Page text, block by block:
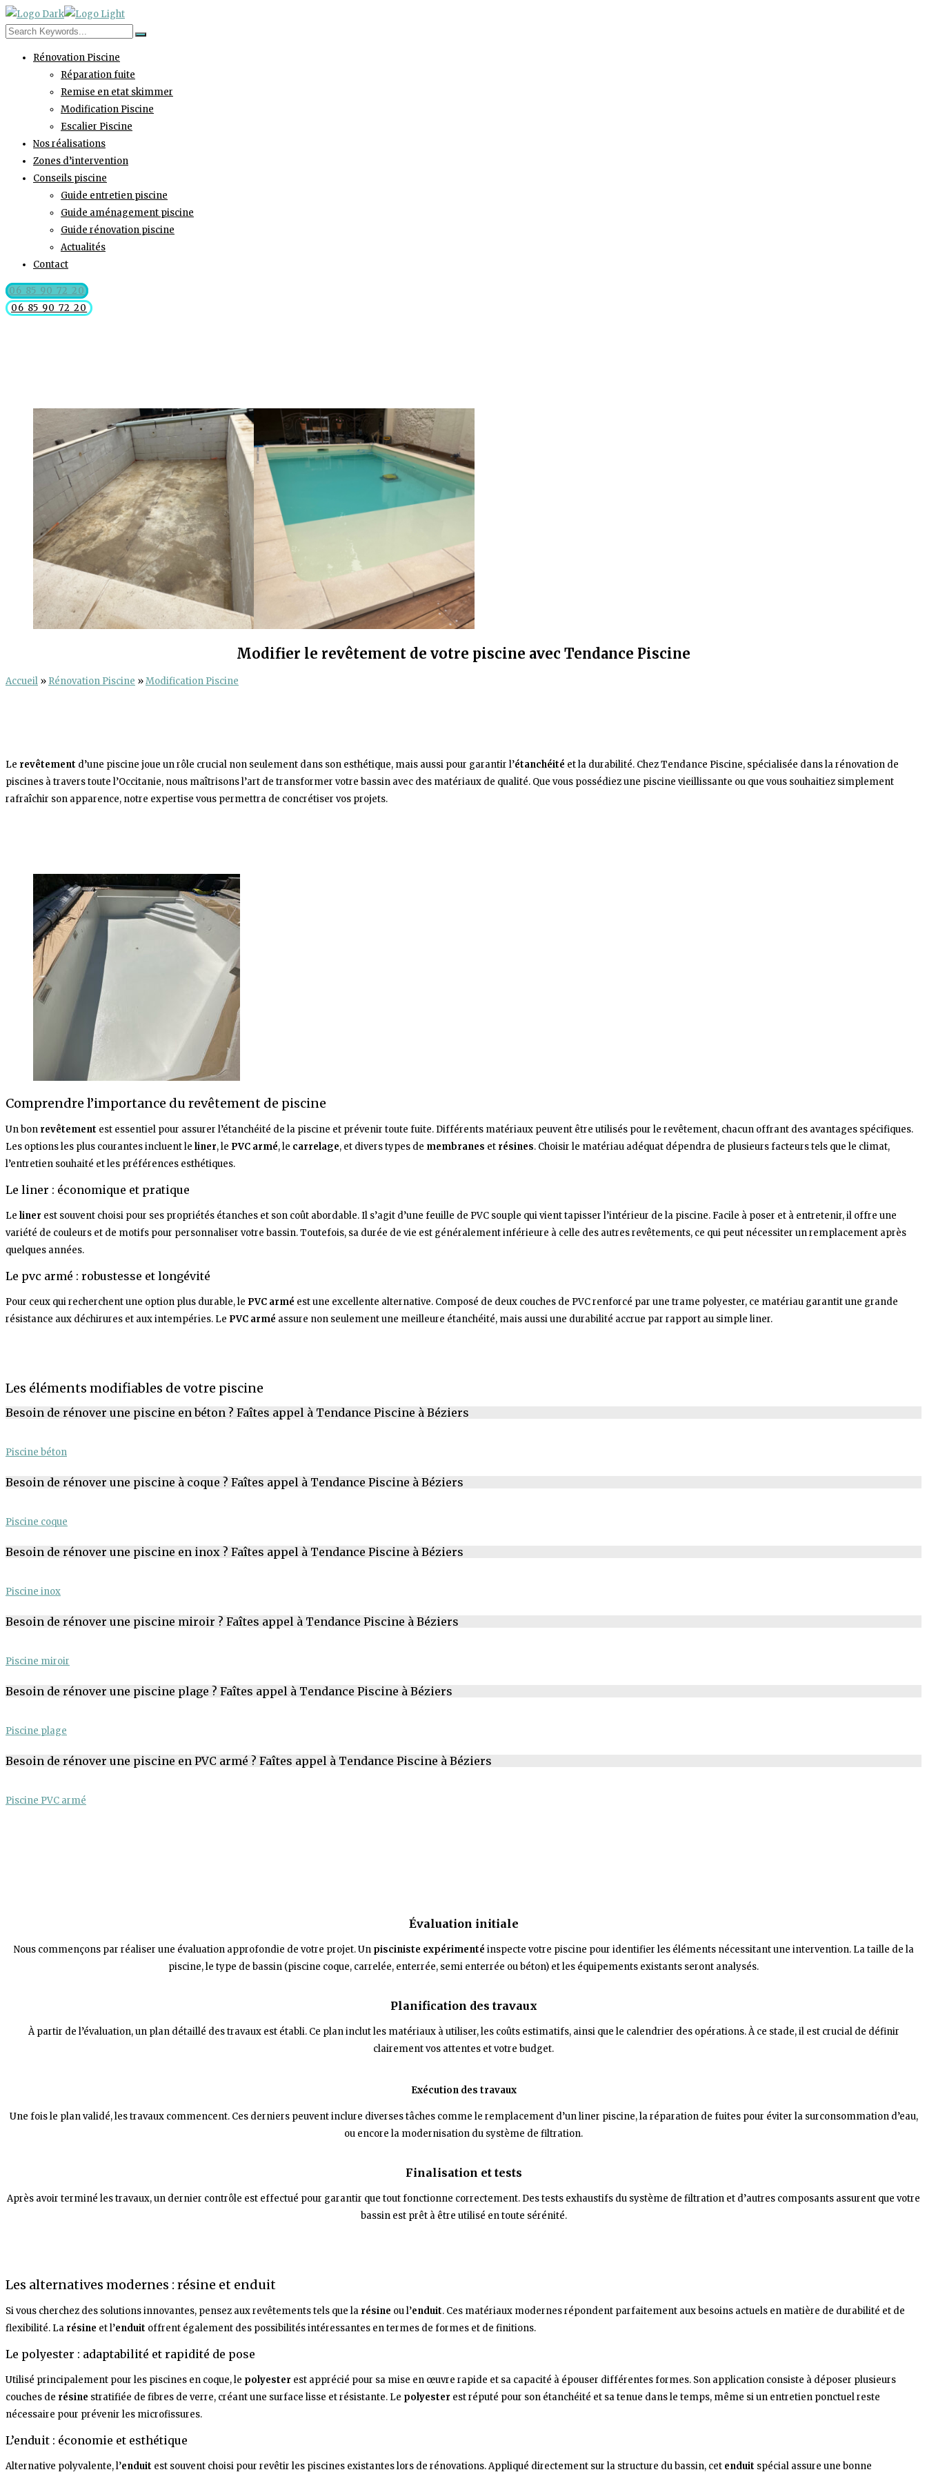
Rénovation Piscine
Réparation fuite
Remise en etat skimmer
Modification Piscine
Escalier Piscine
Nos réalisations
Zones d’intervention
Conseils piscine
Guide entretien piscine
Guide aménagement piscine
Guide rénovation piscine
Actualités
Contact
06 85 90 72 20
06 85 90 72 20
Modifier le revêtement de votre piscine avec Tendance Piscine
Accueil » Rénovation Piscine »Modification Piscine
Le revêtement d’une piscine joue un rôle crucial non seulement dans son esthétique, mais aussi pour garantir l’étanchéité et la durabilité. Chez Tendance Piscine, spécialisée dans la rénovation de
piscines à travers toute l’Occitanie, nous maîtrisons l’art de transformer votre bassin avec des matériaux de qualité. Que vous possédiez une piscine vieillissante ou que vous souhaitiez simplement
rafraîchir son apparence, notre expertise vous permettra de concrétiser vos projets.
Comprendre l’importance du revêtement de piscine
Un bon revêtement est essentiel pour assurer l’étanchéité de la piscine et prévenir toute fuite. Différents matériaux peuvent être utilisés pour le revêtement, chacun offrant des avantages spécifiques.
Les options les plus courantes incluent le liner, le PVC armé, le carrelage, et divers types de membranes et résines. Choisir le matériau adéquat dépendra de plusieurs facteurs tels que le climat,
l’entretien souhaité et les préférences esthétiques.
Le liner : économique et pratique
Le liner est souvent choisi pour ses propriétés étanches et son coût abordable. Il s’agit d’une feuille de PVC souple qui vient tapisser l’intérieur de la piscine. Facile à poser et à entretenir, il offre une
variété de couleurs et de motifs pour personnaliser votre bassin. Toutefois, sa durée de vie est généralement inférieure à celle des autres revêtements, ce qui peut nécessiter un remplacement après
quelques années.
Le pvc armé : robustesse et longévité
Pour ceux qui recherchent une option plus durable, le PVC armé est une excellente alternative. Composé de deux couches de PVC renforcé par une trame polyester, ce matériau garantit une grande
résistance aux déchirures et aux intempéries. Le PVC armé assure non seulement une meilleure étanchéité, mais aussi une durabilité accrue par rapport au simple liner.
Les éléments modifiables de votre piscine
Besoin de rénover une piscine en béton ? Faîtes appel à Tendance Piscine à Béziers
Piscine béton
Besoin de rénover une piscine à coque ? Faîtes appel à Tendance Piscine à Béziers
Piscine coque
Besoin de rénover une piscine en inox ? Faîtes appel à Tendance Piscine à Béziers
Piscine inox
Besoin de rénover une piscine miroir ? Faîtes appel à Tendance Piscine à Béziers
Piscine miroir
Besoin de rénover une piscine plage ? Faîtes appel à Tendance Piscine à Béziers
Piscine plage
Besoin de rénover une piscine en PVC armé ? Faîtes appel à Tendance Piscine à Béziers
Piscine PVC armé
Évaluation initiale
Nous commençons par réaliser une évaluation approfondie de votre projet. Un pisciniste expérimenté inspecte votre piscine pour identifier les éléments nécessitant une intervention. La taille de la
piscine, le type de bassin (piscine coque, carrelée, enterrée, semi enterrée ou béton) et les équipements existants seront analysés.
Planification des travaux
À partir de l’évaluation, un plan détaillé des travaux est établi. Ce plan inclut les matériaux à utiliser, les coûts estimatifs, ainsi que le calendrier des opérations. À ce stade, il est crucial de définir
clairement vos attentes et votre budget.
Exécution des travaux
Une fois le plan validé, les travaux commencent. Ces derniers peuvent inclure diverses tâches comme le remplacement d’un liner piscine, la réparation de fuites pour éviter la surconsommation d’eau,
ou encore la modernisation du système de filtration.
Finalisation et tests
Après avoir terminé les travaux, un dernier contrôle est effectué pour garantir que tout fonctionne correctement. Des tests exhaustifs du système de filtration et d’autres composants assurent que votre
bassin est prêt à être utilisé en toute sérénité.
Les alternatives modernes : résine et enduit
Si vous cherchez des solutions innovantes, pensez aux revêtements tels que la résine ou l’enduit. Ces matériaux modernes répondent parfaitement aux besoins actuels en matière de durabilité et de
flexibilité. La résine et l’enduit offrent également des possibilités intéressantes en termes de formes et de finitions.
Le polyester : adaptabilité et rapidité de pose
Utilisé principalement pour les piscines en coque, le polyester est apprécié pour sa mise en œuvre rapide et sa capacité à épouser différentes formes. Son application consiste à déposer plusieurs
couches de résine stratifiée de fibres de verre, créant une surface lisse et résistante. Le polyester est réputé pour son étanchéité et sa tenue dans le temps, même si un entretien ponctuel reste
nécessaire pour prévenir les microfissures.
L’enduit : économie et esthétique
Alternative polyvalente, l’enduit est souvent choisi pour revêtir les piscines existantes lors de rénovations. Appliqué directement sur la structure du bassin, cet enduit spécial assure une bonne